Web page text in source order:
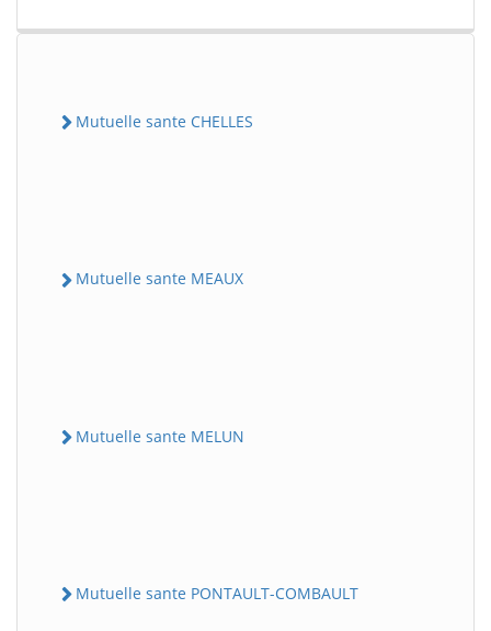
Mutuelle sante CHELLES
Mutuelle sante MEAUX
Mutuelle sante MELUN
Mutuelle sante PONTAULT-COMBAULT